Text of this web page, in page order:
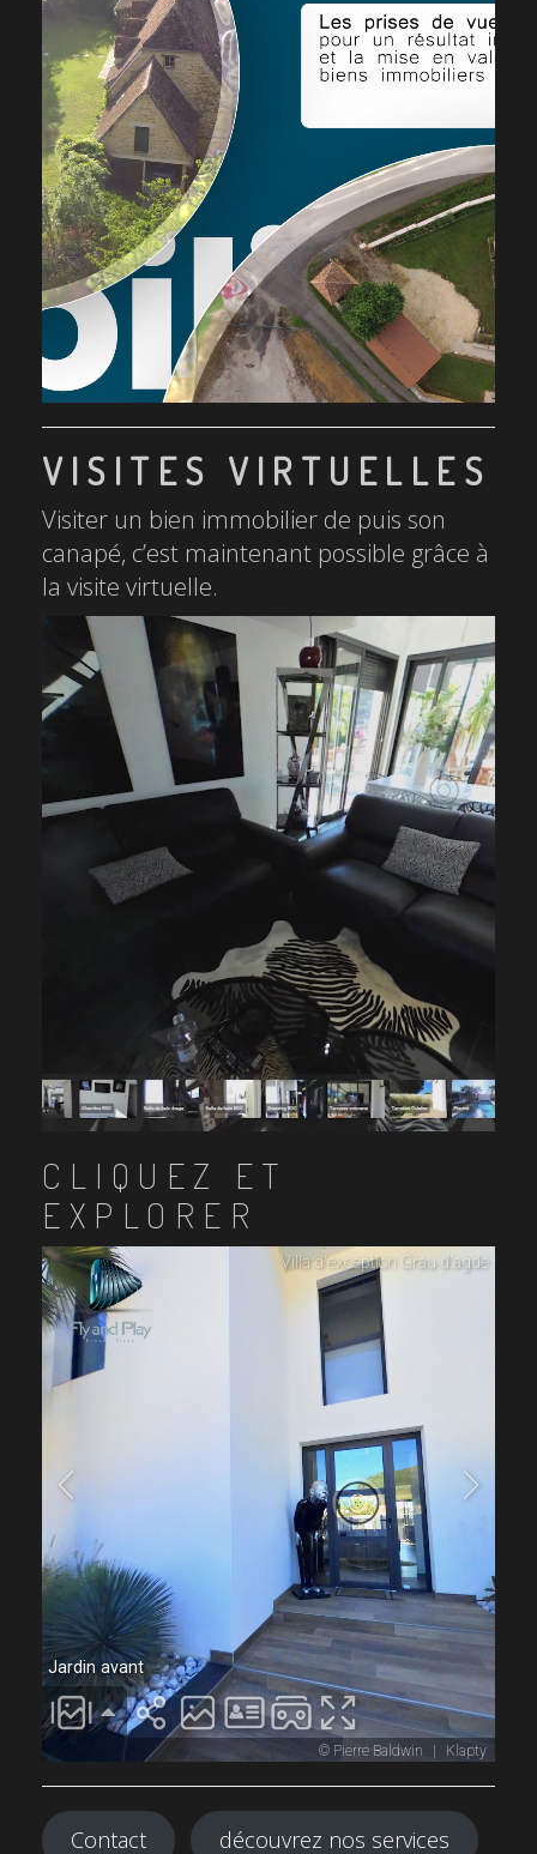
VISITES VIRTUELLES
Visiter un bien immobilier de puis son
canapé, c’est maintenant possible grâce à
la visite virtuelle.
CLIQUEZ ET
EXPLORER
Contact découvrez nos services